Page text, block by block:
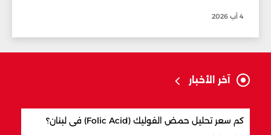
4 آب 2026
آخر الأخبار
كم سعر تحليل حمض الفوليك (Folic Acid) في لبنان؟